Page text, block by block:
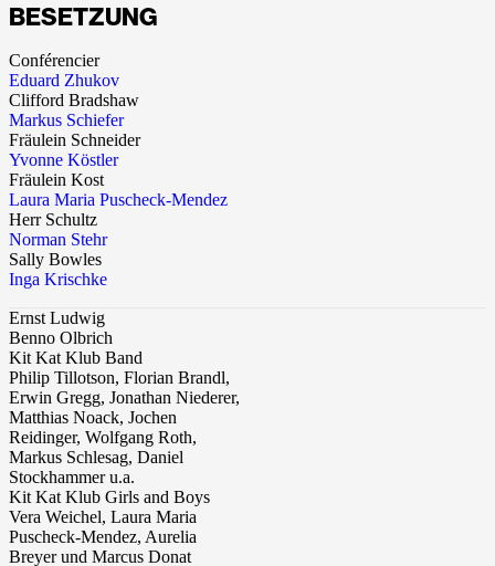
BESETZUNG
Conférencier
Eduard Zhukov
Clifford Bradshaw
Markus Schiefer
Fräulein Schneider
Yvonne Köstler
Fräulein Kost
Laura Maria Puscheck-Mendez
Herr Schultz
Norman Stehr
Sally Bowles
Inga Krischke
Ernst Ludwig
Benno Olbrich
Kit Kat Klub Band
Philip Tillotson, Florian Brandl,
Erwin Gregg, Jonathan Niederer,
Matthias Noack, Jochen
Reidinger, Wolfgang Roth,
Markus Schlesag, Daniel
Stockhammer u.a.
Kit Kat Klub Girls and Boys
Vera Weichel, Laura Maria
Puscheck-Mendez, Aurelia
Breyer und Marcus Donat